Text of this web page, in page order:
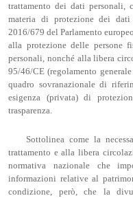
trattamento dei dati personali,
materia di protezione dei
2016/679 del Parlamento
alla protezione delle persone
personali, nonché alla libera
95/46/CE (regolamento
quadro sovranazionale di
esigenza (privata) di
trasparenza.
Sottolinea come la
trattamento e alla libera
normativa nazionale che
informazioni relative al
condizione, però, che la